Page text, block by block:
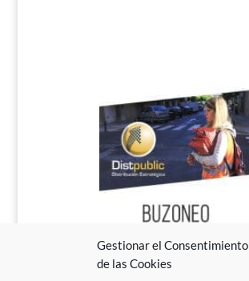
Gestionar el Consentimiento
de las Cookies